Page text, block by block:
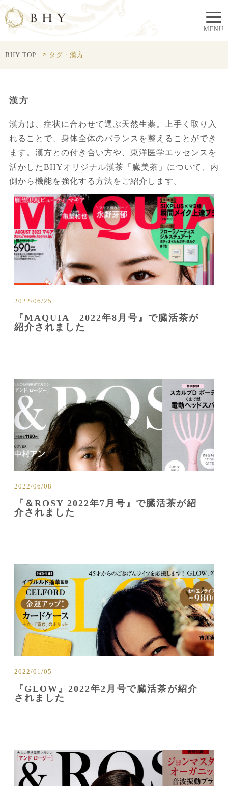
BHY TOP タグ : 漢方
漢方
漢方は、症状に合わせて選ぶ天然生薬。上手く取り入
れることで、身体全体のバランスを整えることができ
ます。漢方との付き合い方や、東洋医学エッセンスを
活かしたBHYオリジナル漢茶「臓美茶」について、内
側から機能を強化する方法をご紹介します。
2022/06/25
『MAQUIA 2022年8月号』で臓活茶が
紹介されました
2022/06/08
『＆ROSY 2022年7月号』で臓活茶が紹
介されました
2022/01/05
『GLOW』2022年2月号で臓活茶が紹介
されました